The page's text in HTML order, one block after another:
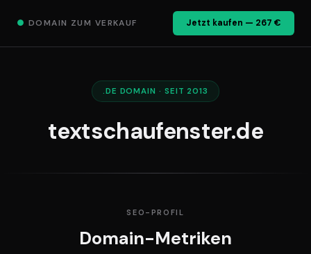
● DOMAIN ZUM VERKAUF Jetzt kaufen — 267 €
.DE DOMAIN · SEIT 2013
textschaufenster.de
SEO-PROFIL
Domain-Metriken